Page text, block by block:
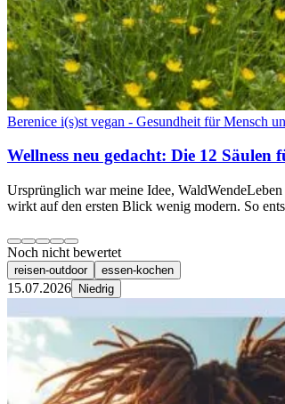
Berenice i(s)st vegan - Gesundheit für Mensch
Wellness neu gedacht: Die 12
Ursprünglich war meine Idee,
wirkt auf den ersten Blick wenig modern. So
Noch nicht bewertet
reisen-outdoor essen-kochen
15.07.2026 Niedrig